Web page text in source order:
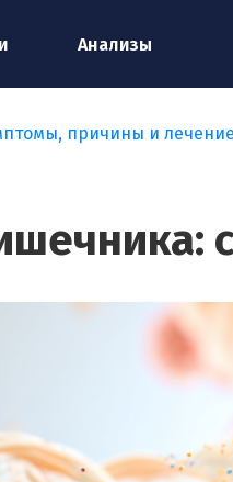
Анализы
причины и лечение
e-mail:*